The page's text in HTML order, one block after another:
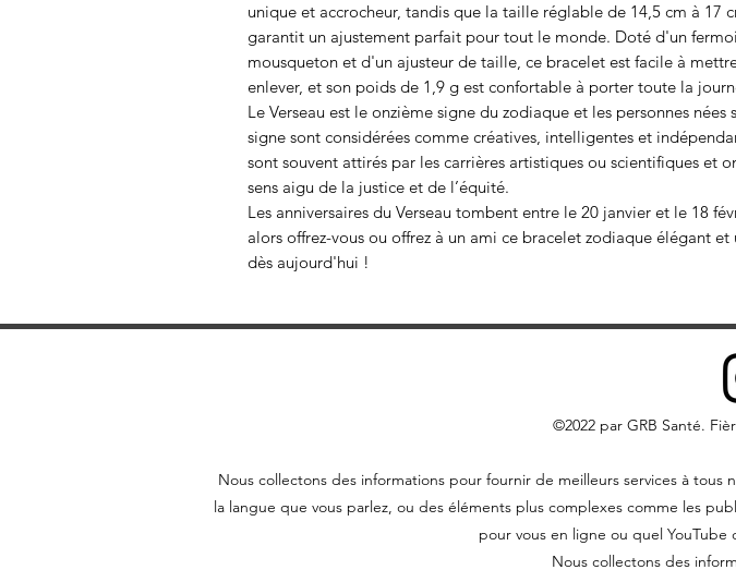
unique et accrocheur, tandis que la taille réglable de 14,5 cm à 17
garantit un ajustement parfait pour tout le monde. Doté d'un
mousqueton et d'un ajusteur de taille, ce bracelet est facile à
enlever, et son poids de 1,9 g est confortable à porter toute la
Le Verseau est le onzième signe du zodiaque et les personnes nées
signe sont considérées comme créatives, intelligentes et
sont souvent attirés par les carrières artistiques ou scientifiques et
sens aigu de la justice et de l’équité.
Les anniversaires du Verseau tombent entre le 20 janvier et le 18
alors offrez-vous ou offrez à un ami ce bracelet zodiaque élégant et
dès aujourd'hui !
©2022 par GRB Santé.
Nous collectons des informations pour fournir de meilleurs services à
la langue que vous parlez, ou des éléments plus complexes comme les
pour vous en ligne ou quel
Nous collectons des